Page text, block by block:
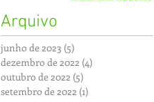
Arquivo
junho de 2023 (5)
dezembro de 2022 (4)
outubro de 2022 (5)
setembro de 2022 (1)